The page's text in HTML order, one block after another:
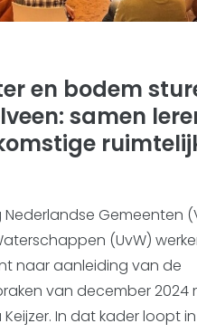
en bodem
samen
Nederlandse Gemeenten
(UvW)
naar aanleiding van de
van december 2024
In dat kader loopt in